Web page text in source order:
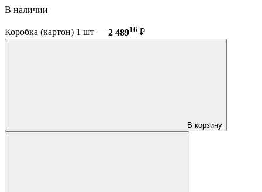
В наличии
Коробка (картон) 1 шт — 2 48916 ₽
В корзину